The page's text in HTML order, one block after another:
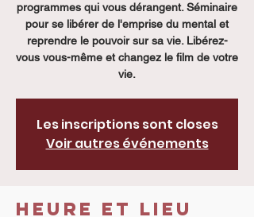
programmes qui vous dérangent. Séminaire
pour se libérer de l'emprise du mental et
reprendre le pouvoir sur sa vie. Libérez-
vous vous-même et changez le film de votre
vie.
Les inscriptions sont closes
Voir autres événements
Heure et lieu